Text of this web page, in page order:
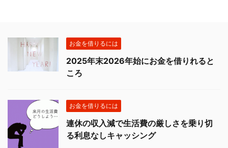
お金を借りるには
2025年末2026年始にお金を借りれると
ころ
お金を借りるには
連休の収入減で生活費の厳しさを乗り切
る利息なしキャッシング